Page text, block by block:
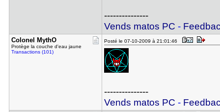
---------------
Vends matos PC -
Colonel My​thO
Protège la couche d'eau jaune
Transactions (101)
Posté le 07-10-2009 à 21:01:46
---------------
Vends matos PC -